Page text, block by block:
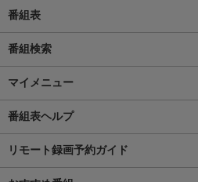
番組表
番組検索
マイメニュー
番組表ヘルプ
リモート録画予約ガイド